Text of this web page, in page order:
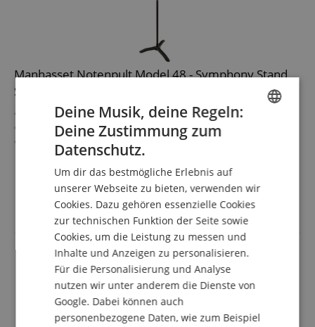
Manhasset Notenpult Model 48 - Symphony Stand
Schwarz
Stabiles Notenpult mit schwerem Fuß
Ideal für Schulen & Orchester
Höhenverstellbar zwischen 65 und 120 cm
Notenauflageplatte aus beschichtetem Aluminium
Patentierte Einhandverstellung (Höhe & Neigung)
mehr anzeigen
77,00 €
Versandkostenfrei (AT)
inkl. MwSt.FRENCH
SPANISH
Deine Musik, deine Regeln:
Deine Zustimmung zum
Datenschutz.
Um dir das bestmögliche Erlebnis auf
unserer Webseite zu bieten, verwenden wir
Cookies. Dazu gehören essenzielle Cookies
zur technischen Funktion der Seite sowie
Cookies, um die Leistung zu messen und
Inhalte und Anzeigen zu personalisieren.
Für die Personalisierung und Analyse
nutzen wir unter anderem die Dienste von
Google. Dabei können auch
personenbezogene Daten, wie zum Beispiel